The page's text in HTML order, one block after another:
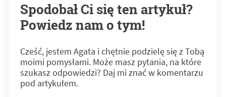
Spodobał Ci się ten artykuł?
Powiedz nam o tym!
Cześć, jestem Agata i chętnie podzielę się z Tobą
moimi pomysłami. Może masz pytania, na które
szukasz odpowiedzi? Daj mi znać w komentarzu
pod artykułem.